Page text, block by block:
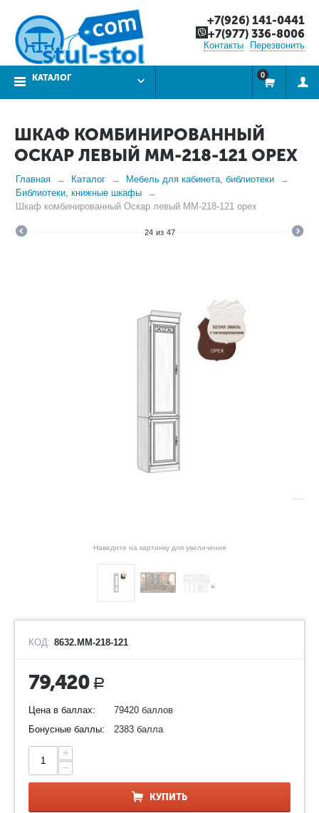
+7(926) 141-0441
+7(977) 336-8006
Контакты Перезвонить
КАТАЛОГ 0
ШКАФ КОМБИНИРОВАННЫЙ
ОСКАР ЛЕВЫЙ ММ-218-121 ОРЕХ
Главная Каталог
Мебель для кабинета, библиотеки
Библиотеки, книжные шкафы
Шкаф комбинированный Оскар левый ММ-218-121 орех
24 из 47
Наведите на картинку для увеличения
КОД: 8632.ММ-218-121
79,420 Р
Цена в баллах:
79420 баллов
Бонусные баллы:
2383 балла
+
−
КУПИТЬ